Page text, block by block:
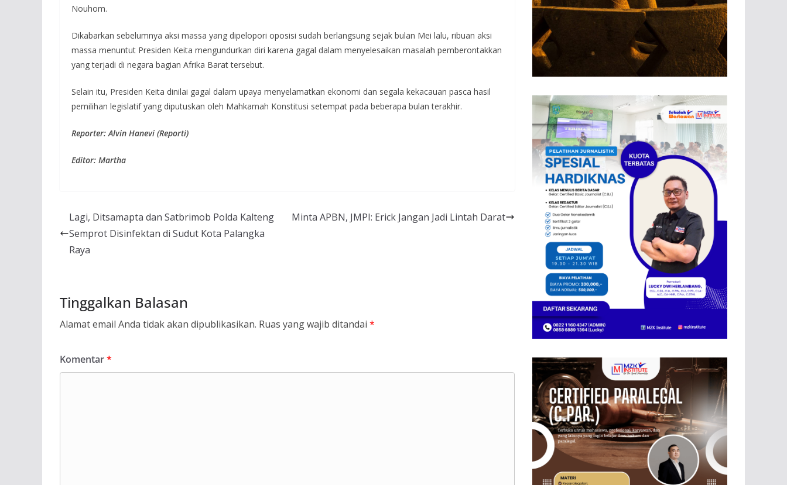
Nouhom.
Dikabarkan sebelumnya aksi massa yang dipelopori oposisi sudah berlangsung sejak bulan Mei lalu, ribuan aksi
massa menuntut Presiden Keita mengundurkan diri karena gagal dalam menyelesaikan masalah pemberontakkan
yang terjadi di negara bagian Afrika Barat tersebut.
Selain itu, Presiden Keita dinilai gagal dalam upaya menyelamatkan ekonomi dan segala kekacauan pasca hasil
pemilihan legislatif yang diputuskan oleh Mahkamah Konstitusi setempat pada beberapa bulan terakhir.
Reporter: Alvin Hanevi (Reporti)
Editor: Martha
Lagi, Ditsamapta dan Satbrimob Polda Kalteng
Semprot Disinfektan di Sudut Kota Palangka
Raya
Minta APBN, JMPI: Erick Jangan Jadi Lintah Darat
Tinggalkan Balasan
Alamat email Anda tidak akan dipublikasikan. Ruas yang wajib ditandai *
Komentar*